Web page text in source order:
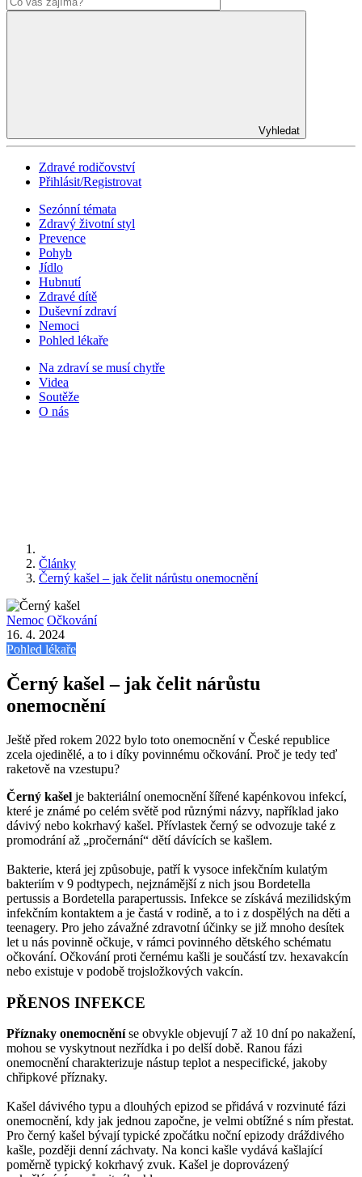
Vyhledat
Zdravé rodičovství
Přihlásit/Registrovat
Sezónní témata
Zdravý životní styl
Prevence
Pohyb
Jídlo
Hubnutí
Zdravé dítě
Duševní zdraví
Nemoci
Pohled lékaře
Na zdraví se musí chytře
Videa
Soutěže
O nás
Články
Černý kašel – jak čelit nárůstu onemocnění
Nemoc Očkování
16. 4. 2024
Pohled lékaře
Černý kašel – jak čelit nárůstu
onemocnění
Ještě před rokem 2022 bylo toto onemocnění v České republice
zcela ojedinělé, a to i díky povinnému očkování. Proč je tedy teď
raketově na vzestupu?
Černý kašel je bakteriální onemocnění šířené kapénkovou infekcí,
které je známé po celém světě pod různými názvy, například jako
dávivý nebo kokrhavý kašel. Přívlastek černý se odvozuje také z
promodrání až „pročernání“ dětí dávících se kašlem.
Bakterie, která jej způsobuje, patří k vysoce infekčním kulatým
bakteriím v 9 podtypech, nejznámější z nich jsou Bordetella
pertussis a Bordetella parapertussis. Infekce se získává mezilidským
infekčním kontaktem a je častá v rodině, a to i z dospělých na děti a
teenagery. Pro jeho závažné zdravotní účinky se již mnoho desítek
let u nás povinně očkuje, v rámci povinného dětského schématu
očkování. Očkování proti černému kašli je součástí tzv. hexavakcín
nebo existuje v podobě trojsložkových vakcín.
PŘENOS INFEKCE
Příznaky onemocněníse obvykle objevují 7 až 10 dní po nakažení,
mohou se vyskytnout nezřídka i po delší době. Ranou fázi
onemocnění charakterizuje nástup teplot a nespecifické, jakoby
chřipkové příznaky.
Kašel dávivého typu a dlouhých epizod se přidává v rozvinuté fázi
onemocnění, kdy jak jednou započne, je velmi obtížné s ním přestat.
Pro černý kašel bývají typické zpočátku noční epizody dráždivého
kašle, později denní záchvaty. Na konci kašle vydává kašlající
poměrně typický kokrhavý zvuk. Kašel je doprovázený